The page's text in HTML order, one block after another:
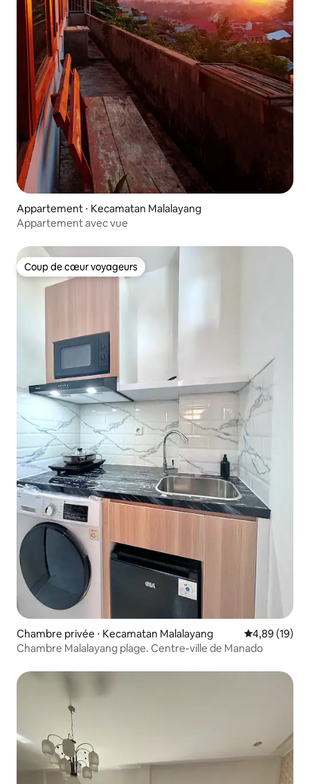
Appartement ⋅ Kecamatan Malalayang
Appartement avec vue
Coup de cœur voyageurs
Coup de cœur voyageurs
Chambre privée ⋅ Kecamatan Malalayang Évaluation
4,89 (19)
Chambre Malalayang plage. Centre-ville de Manado